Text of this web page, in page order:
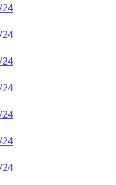
24
24
24
24
24
24
24